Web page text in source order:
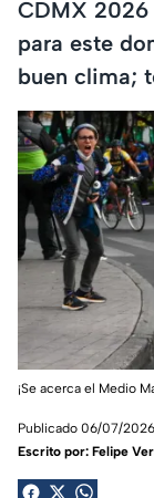
CDMX 2026
para este
buen clima;
¡Se acerca el Medio
Publicado 06/07/
Escrito por: Felipe